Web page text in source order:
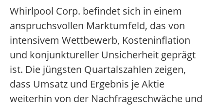
Whirlpool Corp. befindet sich in einem
anspruchsvollen Marktumfeld, das von
intensivem Wettbewerb, Kosteninflation
und konjunktureller Unsicherheit geprägt
ist. Die jüngsten Quartalszahlen zeigen,
dass Umsatz und Ergebnis je Aktie
weiterhin von der Nachfrageschwäche und